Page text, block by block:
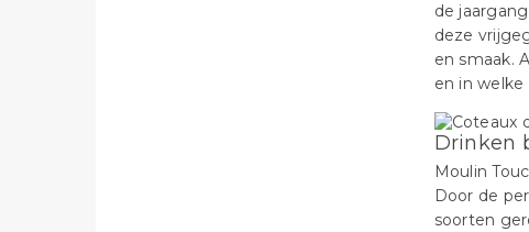
de
deze
en smaak.
en in
Drinken
Moulin
Door de
soorten